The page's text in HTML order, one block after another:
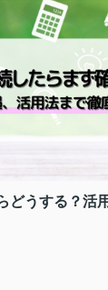
どうする？活